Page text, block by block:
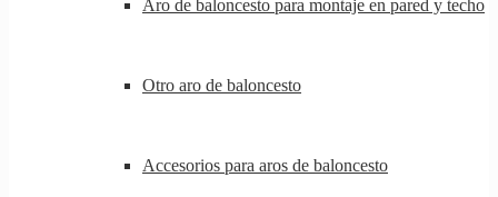
Aro de baloncesto para montaje en pared y techo
Otro aro de baloncesto
Accesorios para aros de baloncesto